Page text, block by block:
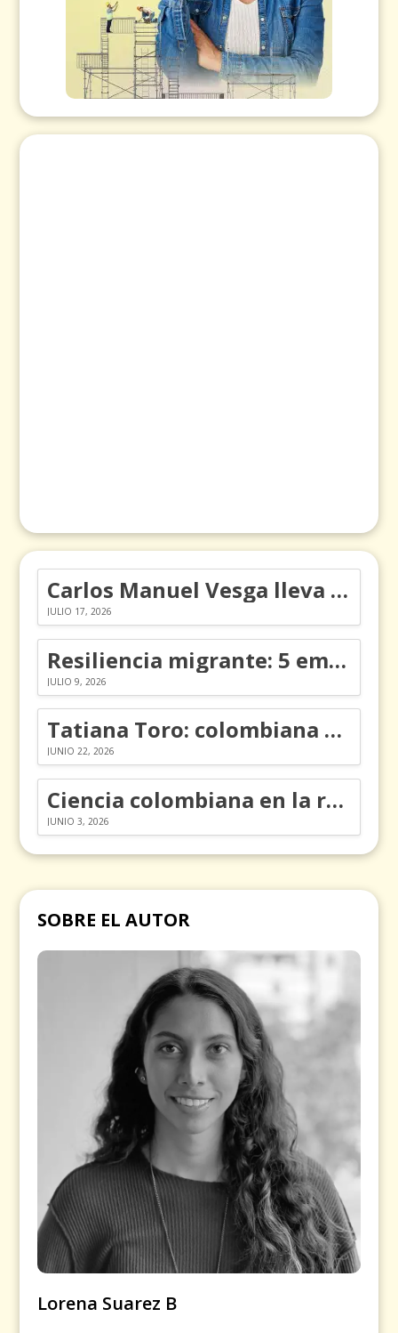
Carlos Manuel Vesga lleva el nombre de Colombia a los Emmy
JULIO 17, 2026
Resiliencia migrante: 5 emociones y cómo gestionarlas
JULIO 9, 2026
Tatiana Toro: colombiana que cambió la historia de las matemáticas
JUNIO 22, 2026
Ciencia colombiana en la revolución de los órganos en chips
JUNIO 3, 2026
SOBRE EL AUTOR
Lorena Suarez B